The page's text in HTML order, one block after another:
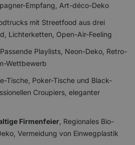
Empfang, Art-déco-Deko
mit Streetfood aus drei
Lichterketten, Open-Air-Feeling
, Passende Playlists, Neon-Deko, Retro-
Wettbewerb
Tische, Poker-Tische und Black-
Croupiers, eleganter
Firmenfeier , Regionales Bio-
Vermeidung von Einwegplastik